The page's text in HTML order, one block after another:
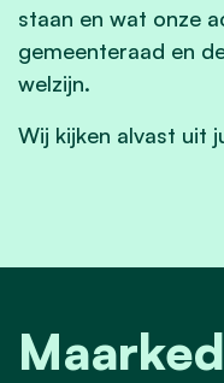
staan en wat onze
gemeenteraad en
welzijn.
Wij kijken alvast uit